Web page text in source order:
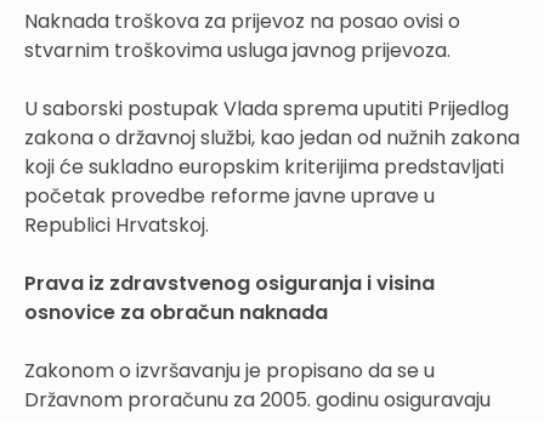
Naknada troškova za prijevoz na posao ovisi o
stvarnim troškovima usluga javnog prijevoza.
U saborski postupak Vlada sprema uputiti Prijedlog
zakona o državnoj službi, kao jedan od nužnih zakona
koji će sukladno europskim kriterijima predstavljati
početak provedbe reforme javne uprave u
Republici Hrvatskoj.
Prava iz zdravstvenog osiguranja i visina
osnovice za obračun naknada
Zakonom o izvršavanju je propisano da se u
Državnom proračunu za 2005. godinu osiguravaju